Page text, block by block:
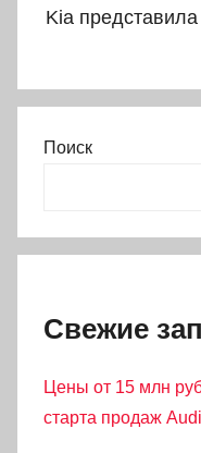
Kia
Поиск
Свежие
Цены от 15 млн
старта продаж